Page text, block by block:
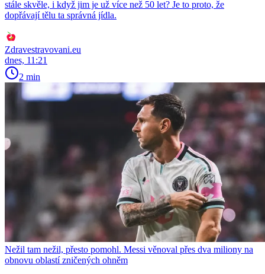
stále skvěle, i když jim je už více než 50 let? Je to proto, že
dopřávají tělu ta správná jídla.
Zdravestravovani.eu
dnes, 11:21
2 min
Nežil tam nežil, přesto pomohl. Messi věnoval přes dva miliony na
obnovu oblastí zničených ohněm